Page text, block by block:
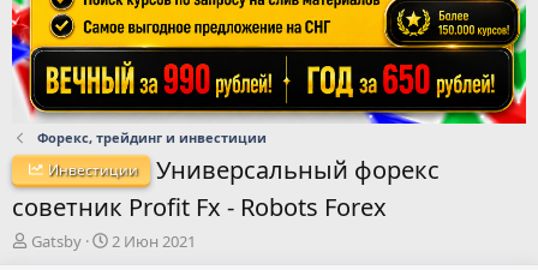
Форекс, трейдинг и инвестиции
Инвестиции
Универсальный форекс
советник Profit Fx - Robots Forex
А
Gatsby
Д
2 Июн 2021